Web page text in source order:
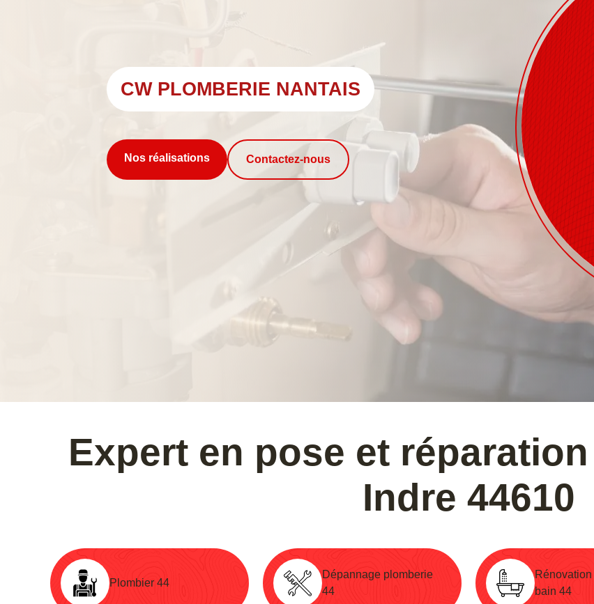
CW PLOMBERIE NANTAIS
Nos réalisations Contactez-nous
Expert en pose et
Indre 44610
Plombier 44
Dépannage plomberie
44
bain 44